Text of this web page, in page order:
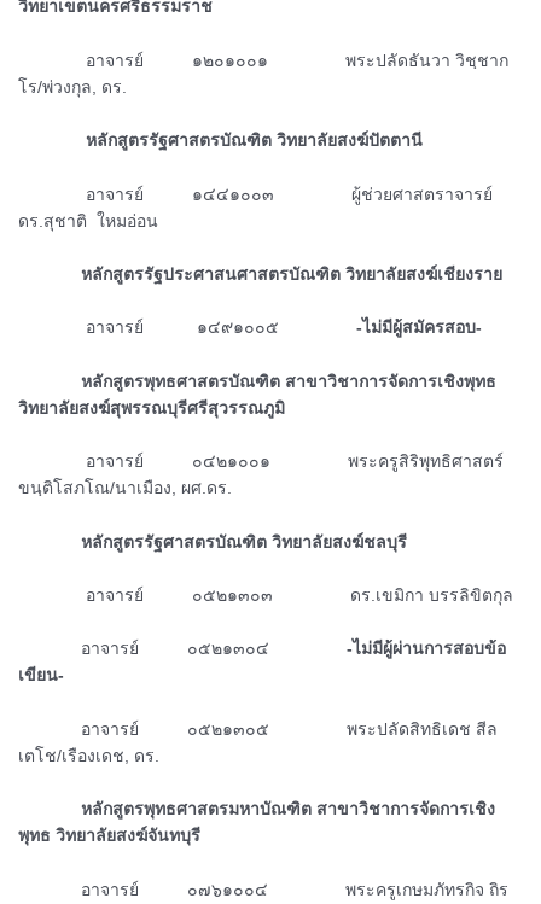
วิทยาเขตนครศรีธรรมราช
อาจารย์ ๑๒๐๑๐๐๑ พระปลัดธันวา วิชฺชาก
โร/พ่วงกุล, ดร.
หลักสูตรรัฐศาสตรบัณฑิต วิทยาลัยสงฆ์ปัตตานี
อาจารย์ ๑๔๔๑๐๐๓ ผู้ช่วยศาสตราจารย์
ดร.สุชาติ ใหมอ่อน
ᅠᅠᅠᅠหลักสูตรรัฐประศาสนศาสตรบัณฑิต วิทยาลัยสงฆ์เชียงราย
อาจารย์ ๑๔๙๑๐๐๕ -ไม่มีผู้สมัครสอบ-
ᅠᅠᅠᅠหลักสูตรพุทธศาสตรบัณฑิต สาขาวิชาการจัดการเชิงพุทธ
วิทยาลัยสงฆ์สุพรรณบุรีศรีสุวรรณภูมิ
ᅠᅠᅠᅠ อาจารย์ ๐๔๒๑๐๐๑ พระครูสิริพุทธิศาสตร์
ขนฺติโสภโณ/นาเมือง, ผศ.ดร.
ᅠᅠᅠᅠหลักสูตรรัฐศาสตรบัณฑิต วิทยาลัยสงฆ์ชลบุรี
อาจารย์ ๐๕๒๑๓๐๓ ดร.เขมิกา บรรลิขิตกุล
ᅠᅠᅠᅠอาจารย์ ๐๕๒๑๓๐๔ -ไม่มีผู้ผ่านการสอบข้อ
เขียน-
ᅠᅠᅠᅠอาจารย์ ๐๕๒๑๓๐๕ พระปลัดสิทธิเดช สีล
เตโช/เรืองเดช, ดร.
ᅠᅠᅠᅠหลักสูตรพุทธศาสตรมหาบัณฑิต สาขาวิชาการจัดการเชิง
พุทธ วิทยาลัยสงฆ์จันทบุรี
ᅠᅠᅠᅠอาจารย์ ๐๗๖๑๐๐๔ พระครูเกษมภัทรกิจ ถิร